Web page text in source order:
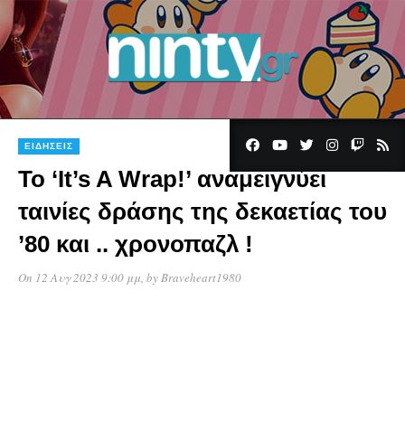
ΕΙΔΉΣΕΙΣ
Το ‘It’s A Wrap!’ αναμειγνύει
ταινίες δράσης της δεκαετίας του
’80 και .. χρονοπαζλ !
On 12 Αυγ 2023 9:00 μμ, byBraveheart1980